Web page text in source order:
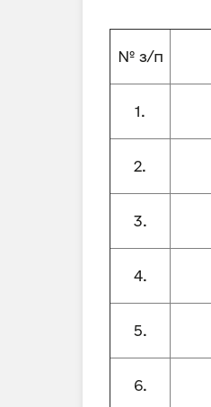
№ з/п
1.
2.
3.
4.
5.
6.